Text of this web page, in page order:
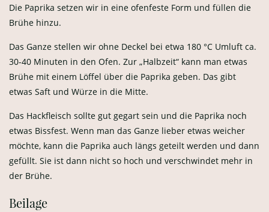
Die Paprika setzen wir in eine ofenfeste Form und füllen die
Brühe hinzu.
Das Ganze stellen wir ohne Deckel bei etwa 180 °C Umluft ca.
30-40 Minuten in den Ofen. Zur „Halbzeit“ kann man etwas
Brühe mit einem Löffel über die Paprika geben. Das gibt
etwas Saft und Würze in die Mitte.
Das Hackfleisch sollte gut gegart sein und die Paprika noch
etwas Bissfest. Wenn man das Ganze lieber etwas weicher
möchte, kann die Paprika auch längs geteilt werden und dann
gefüllt. Sie ist dann nicht so hoch und verschwindet mehr in
der Brühe.
Beilage